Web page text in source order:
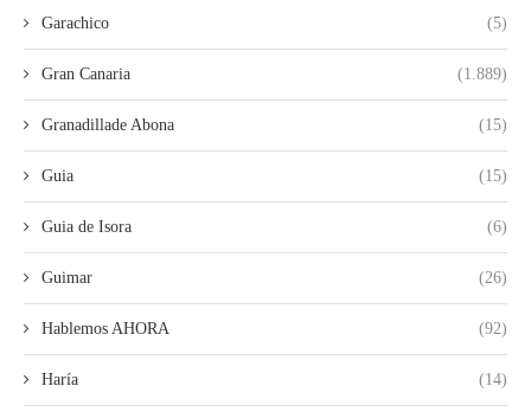
Garachico (5)
Gran Canaria (1.889)
Granadillade Abona (15)
Guia (15)
Guia de Isora (6)
Guimar (26)
Hablemos AHORA (92)
Haría (14)